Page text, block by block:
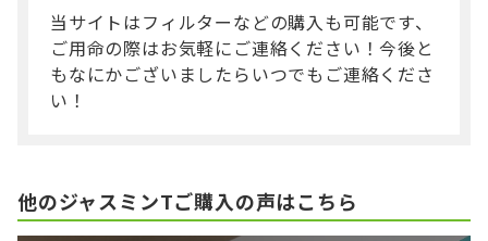
当サイトはフィルターなどの購入も可能です、
ご用命の際はお気軽にご連絡ください！今後と
もなにかございましたらいつでもご連絡くださ
い！
他のジャスミンTご購入の声はこちら